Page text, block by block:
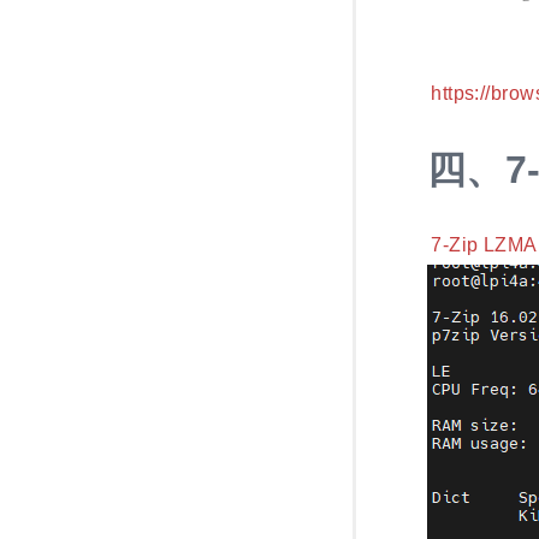
https://
四、
7-Zip